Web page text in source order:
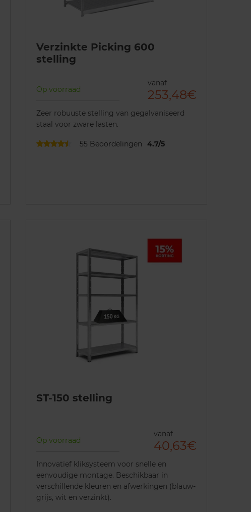
Verzinkte Picking 600
stelling
Op voorraad
vanaf
253,48€
Zeer robuuste stelling van gegalvaniseerd
staal voor zware lasten.
55 Beoordelingen 4.7/5
ST-150 stelling
Op voorraad
vanaf
40,63€
Innovatief kliksysteem voor snelle en
eenvoudige montage. Beschikbaar in
verschillende kleuren en afwerkingen (blauw-
grijs, wit en verzinkt).